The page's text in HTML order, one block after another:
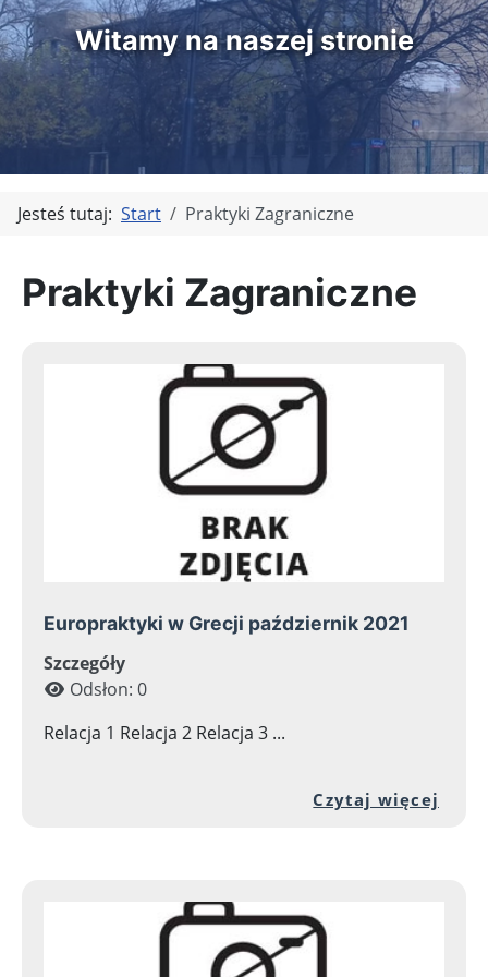
Witamy na naszej stronie
Jesteś tutaj: Start Praktyki Zagraniczne
Praktyki Zagraniczne
Europraktyki w Grecji październik 2021
Szczegóły
Odsłon: 0
Relacja 1 Relacja 2 Relacja 3 ...
Czytaj więcej